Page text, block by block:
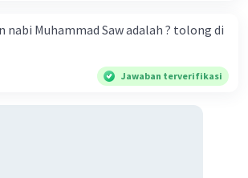
Muhammad Saw adalah ? tolong di
Jawaban terverifikasi